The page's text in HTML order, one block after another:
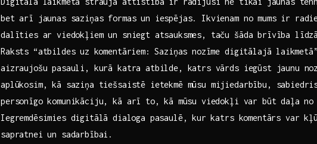
bet arī jaunas‍ saziņas formas un iespējas. Ikvienam no mums ir
dalīties ar viedokļiem​ un sniegt atsauksmes, taču šāda brīvība
Raksts “atbildes uz ⁤komentāriem:⁣ Saziņas nozīme digitālajā⁢
aizraujošu pasauli, kurā ‌katra atbilde, katrs vārds iegūst jaunu
aplūkosim, kā saziņa tiešsaistē ietekmē mūsu mijiedarbību,
personīgo komunikāciju, kā arī to, kā ⁣mūsu viedokļi var būt daļa no
Iegremdēsimies digitālā⁢ dialoga pasaulē, kur ⁢katrs ‌komentārs
sapratnei ‌un sadarbībai.